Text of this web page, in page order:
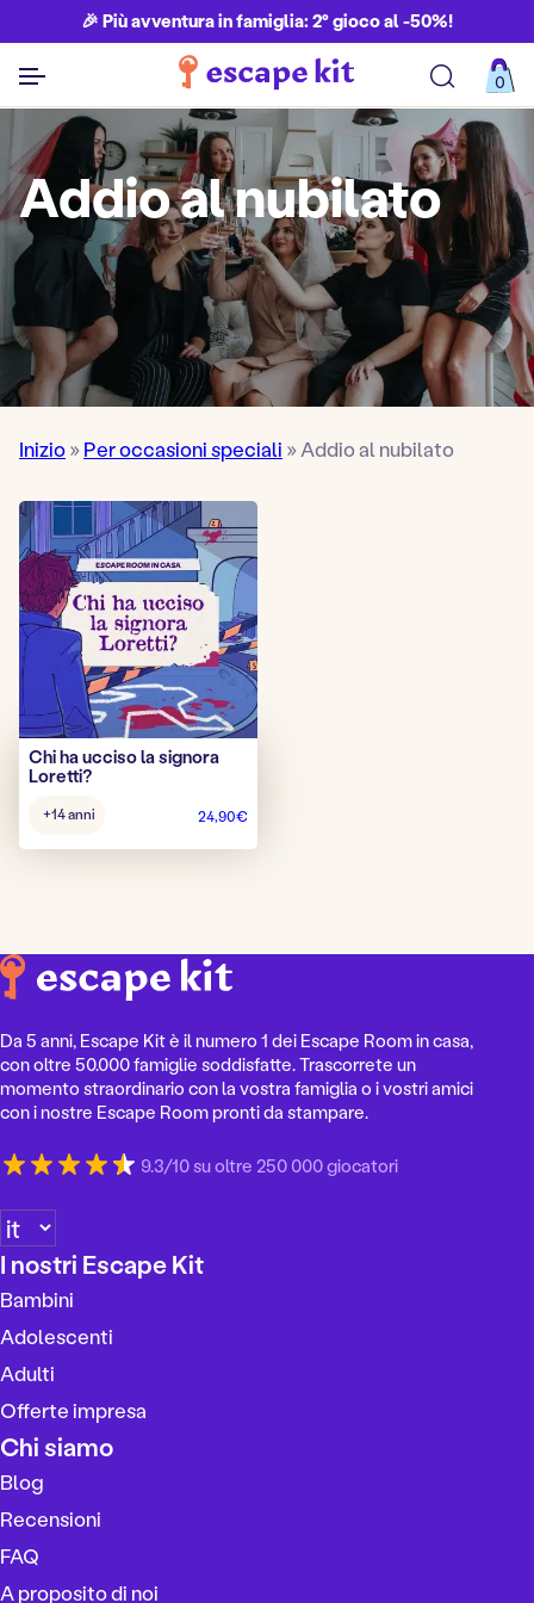
🎉 Più avventura in famiglia: 2° gioco al -50%!
0
Addio al nubilato
Inizio»Per occasioni speciali »Addio al nubilato
Chi ha ucciso la signora
Loretti?
d’età:
+14 anni 24,90€
Da 5 anni, Escape Kit è il numero 1 dei Escape Room in casa,
con oltre 50.000 famiglie soddisfatte. Trascorrete un
momento straordinario con la vostra famiglia o i vostri amici
con i nostre Escape Room pronti da stampare.
9.3/10 su oltre 250 000 giocatori
S
c
e
g
l
u
n
a
i
n
g
I nostri Escape Kit
Bambini
Adolescenti
Adulti
Offerte impresa
Chi siamo
Blog
Recensioni
FAQ
A proposito di noi